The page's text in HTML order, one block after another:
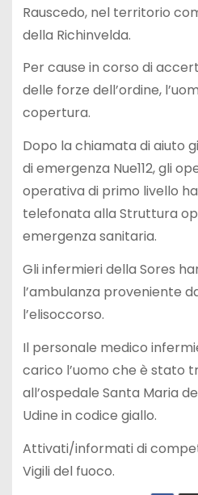
Rauscedo, nel territorio
della Richinvelda.
Per cause in corso di
delle forze dell’ordine,
copertura.
Dopo la chiamata di aiuto
di emergenza Nue112, gli
operativa di primo livello
telefonata alla Struttura
emergenza sanitaria.
Gli infermieri della Sores
l’ambulanza proveniente
l’elisoccorso.
Il personale medico
carico l’uomo che è stato
all’ospedale Santa Maria
Udine in codice giallo.
Attivati/informati di
Vigili del fuoco.